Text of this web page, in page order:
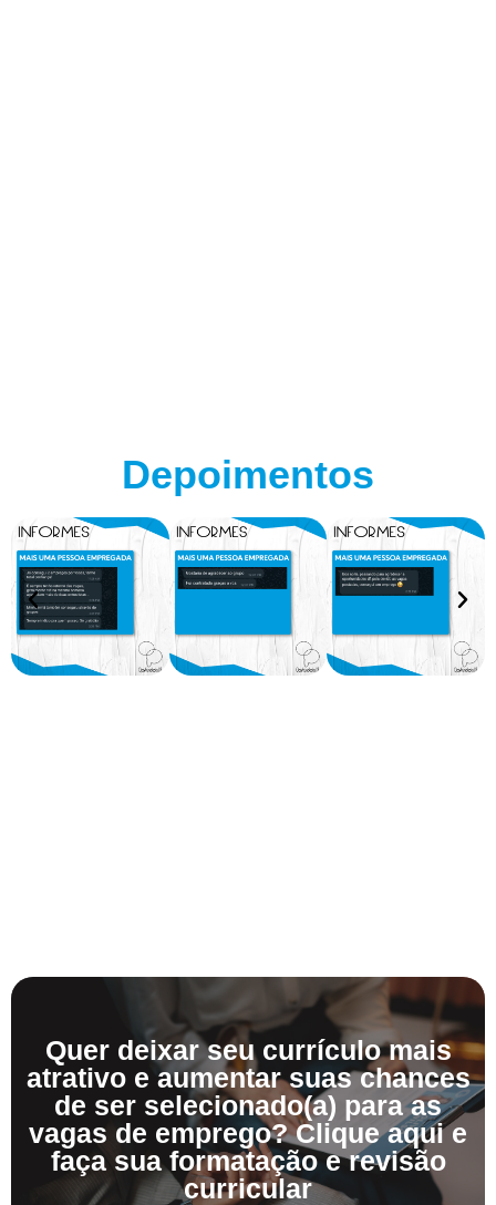
Depoimentos
Quer deixar seu currículo mais
atrativo e aumentar suas chances
de ser selecionado(a) para as
vagas de emprego? Clique aqui e
faça sua formatação e revisão
curricular